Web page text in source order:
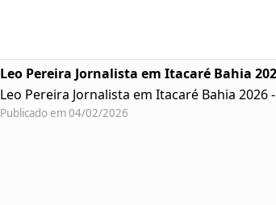
Leo Pereira Jornalista em Itacaré Bahia
Leo Pereira Jornalista em Itacaré Bahia 2026
Publicado em 04/02/2026